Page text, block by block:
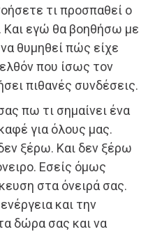
τι προσπαθεί ο
Και εγώ θα βοηθήσω με
θυμηθεί πώς είχε
που ίσως τον
πιθανές συνδέσεις.
πω τι σημαίνει ένα
για όλους μας.
ξέρω. Και δεν ξέρω
Εσείς όμως
στα όνειρά σας.
και την
δώρα σας και να